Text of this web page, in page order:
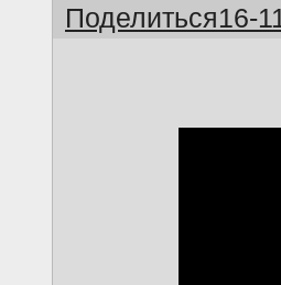
Поделиться16-